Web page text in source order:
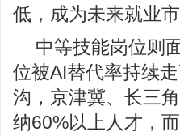
低，成为未来就业
中等技能岗位则
位被AI替代率持续
沟，京津冀、长三
纳60%以上人才，